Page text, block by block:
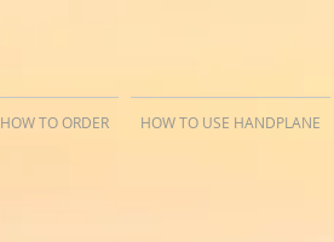
HOW TO ORDER HOW TO USE HANDPLANE